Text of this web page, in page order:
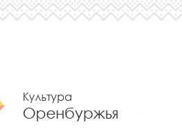
Культура
Оренбуржья